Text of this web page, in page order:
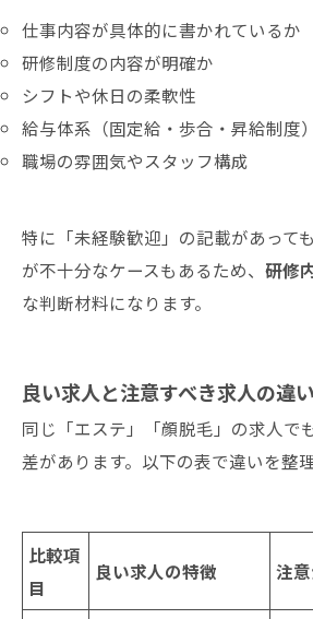
仕事内容が具体的に書かれているか
研修制度の内容が明確か
シフトや休日の柔軟性
給与体系（固定給・歩合・昇給制度）
職場の雰囲気やスタッフ構成
特に「未経験歓迎」の記載があって
が不十分なケースもあるため、 研修
な判断材料になります。
良い求人と注意すべき求人の違い
同じ「エステ」「顔脱毛」の求人で
差があります。以下の表で違いを整理
比較項
目
良い求人の特徴 注